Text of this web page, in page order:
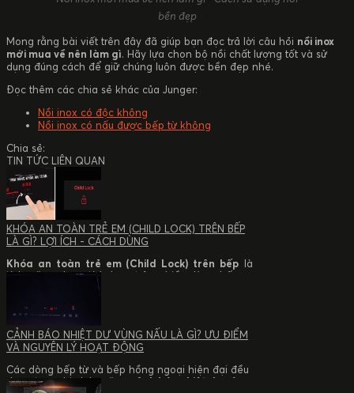
bền đẹp
Mong rằng bài viết trên đây đã giúp bạn đọc trả lời câu hỏi nồi inox
mới mua về nên làm gì. Hãy lựa chọn bộ nồi chất lượng tốt và sử
dụng đúng cách để giữ chúng luôn được bền đẹp nhé.
Đọc thêm các chia sẻ khác của Junger:
Nồi inox có độc không
Nồi inox có nấu được bếp từ không
Chia sẻ:
TIN TỨC LIÊN QUAN
KHÓA AN TOÀN TRẺ EM (CHILD LOCK) TRÊN BẾP
LÀ GÌ? LỢI ÍCH - CÁCH DÙNG
Khóa an toàn trẻ em (Child Lock) trên bếp là
tính năng được tích hợp trên nhiều dòng bếp từ
và bếp hồng ngoại hiện đại nhằm hạn chế thao
năng này đặc biệt hữu ích đối với gia đình có trẻ
nhỏ, góp phần nâng cao mức độ an toàn khi sử
dụng thiết bị.
Trong bài viết này của
khóa an toàn trẻ em là gì, cơ chế hoạt động, cách
nhận biết bếp có tính năng Child Lock, hướng
dẫn bật/tắt đúng cách và tham khảo một số dòng
bếp từ, bếp hồng ngoại được trang bị tính năng
này.
CẢNH BÁO NHIỆT DƯ VÙNG NẤU LÀ GÌ? ƯU ĐIỂM
VÀ NGUYÊN LÝ HOẠT ĐỘNG
Các dòng bếp từ và bếp hồng ngoại hiện đại đều
được trang bị chức năng
cảnh báo nhiệt dư vùng